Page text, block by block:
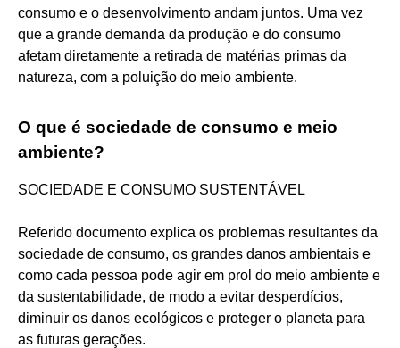
consumo e o desenvolvimento andam juntos. Uma vez
que a grande demanda da produção e do consumo
afetam diretamente a retirada de matérias primas da
natureza, com a poluição do meio ambiente.
O que é sociedade de consumo e meio
ambiente?
SOCIEDADE E CONSUMO SUSTENTÁVEL
Referido documento explica os problemas resultantes da
sociedade de consumo, os grandes danos ambientais e
como cada pessoa pode agir em prol do meio ambiente e
da sustentabilidade, de modo a evitar desperdícios,
diminuir os danos ecológicos e proteger o planeta para
as futuras gerações.